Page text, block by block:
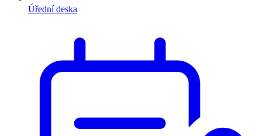
Úřední deska